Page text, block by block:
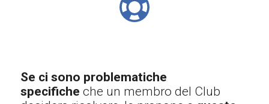
Se ci sono problematiche
specifiche che un membro del Club